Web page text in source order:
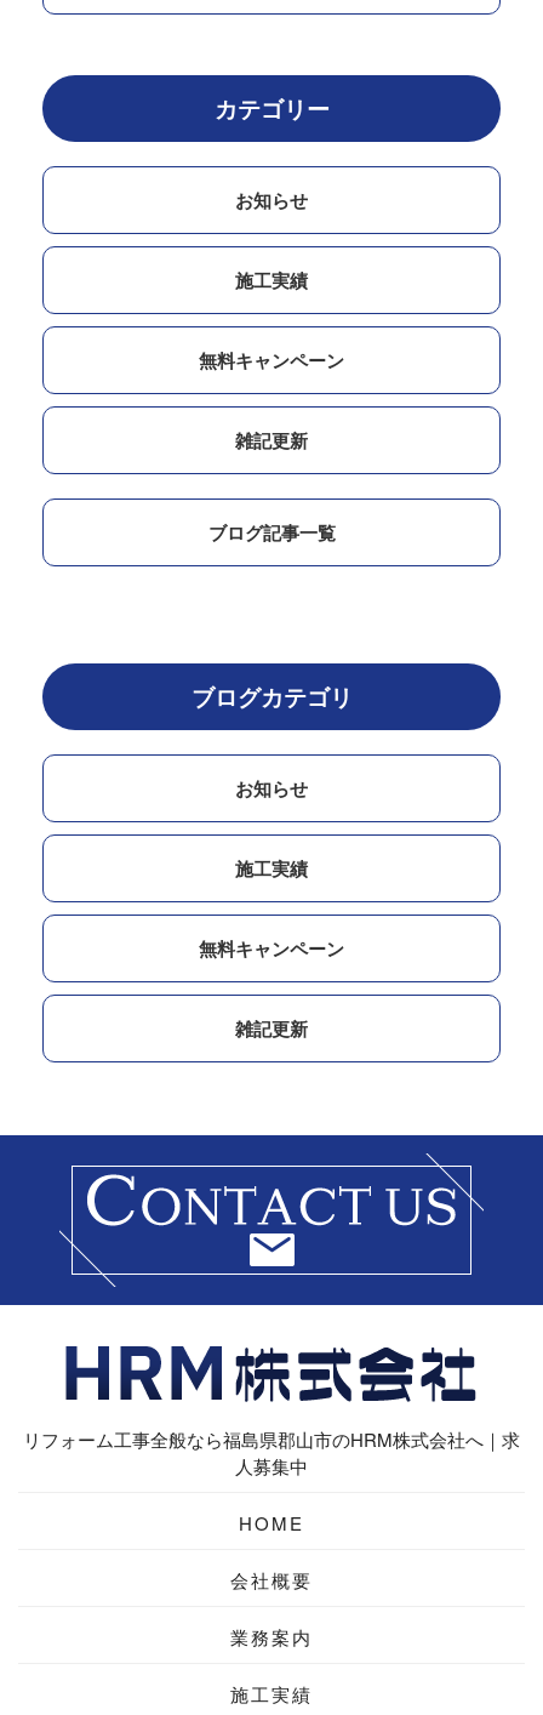
カテゴリー
お知らせ
施工実績
無料キャンペーン
雑記更新
ブログ記事一覧
ブログカテゴリ
お知らせ
施工実績
無料キャンペーン
雑記更新
リフォーム工事全般なら福島県郡山市のHRM株式会社へ｜求
人募集中
HOME
会社概要
業務案内
施工実績